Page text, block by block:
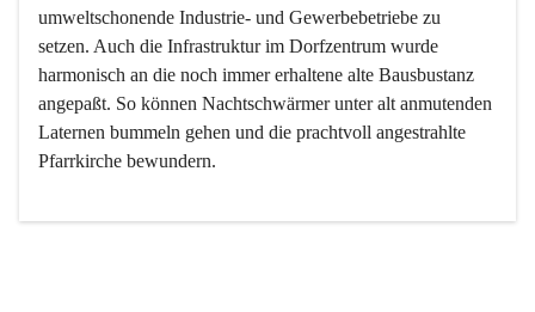
umweltschonende Industrie- und Gewerbebetriebe zu
setzen. Auch die Infrastruktur im Dorfzentrum wurde
harmonisch an die noch immer erhaltene alte Bausbustanz
angepaßt. So können Nachtschwärmer unter alt anmutenden
Laternen bummeln gehen und die prachtvoll angestrahlte
Pfarrkirche bewundern.
Der Weinbau dominert heute nicht mehr, ist aber integrativer